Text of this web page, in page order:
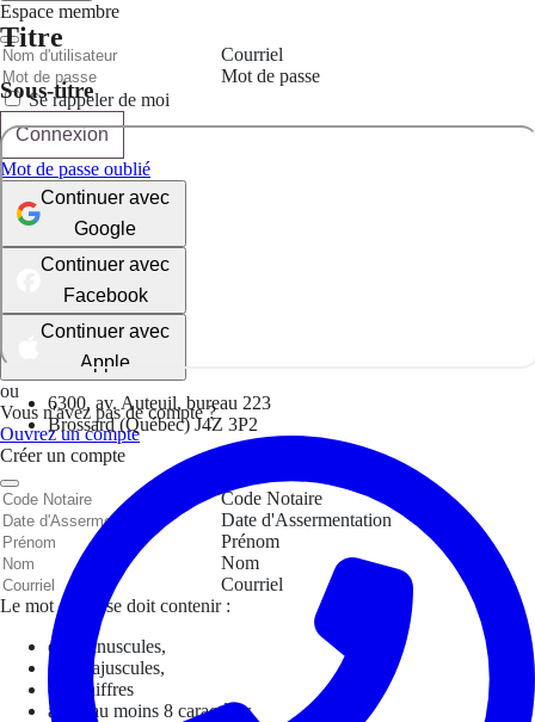
Titre
Sous-titre
6300, av. Auteuil, bureau 223
Brossard (Québec) J4Z 3P2
Espace membre
Courriel
Mot de passe
Se rappeler de moi
Connexion
Mot de passe oublié
Continuer avec
Google
Continuer avec
Facebook
Continuer avec
Apple
ou
Vous n'avez pas de compte ?
Ouvrez un compte
Créer un compte
Code Notaire
Date d'Assermentation
Prénom
Nom
Courriel
Le mot de passe doit contenir :
des minuscules,
des majuscules,
des chiffres
avoir au moins 8 caractères